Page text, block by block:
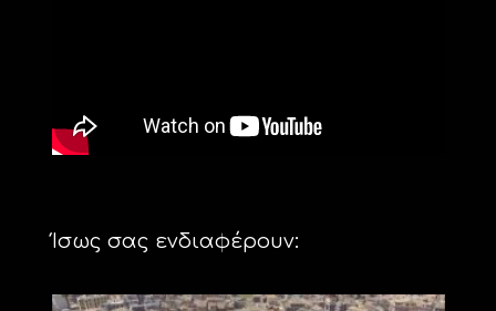
Ίσως σας ενδιαφέρουν: